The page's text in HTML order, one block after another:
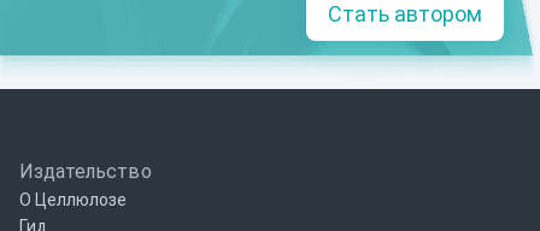
Стать автором
Издательство
О Целлюлозе
Гид